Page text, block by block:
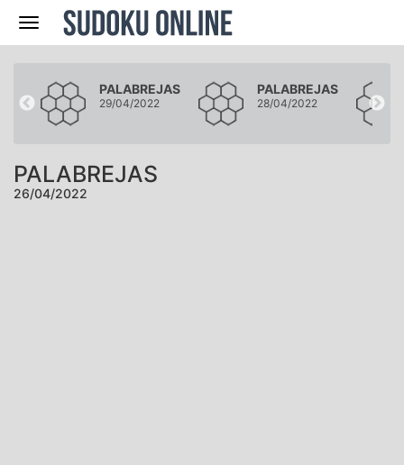
Navegación
PALABREJAS
29/04/2022
PALABREJAS
28/04/2022
PALABREJAS
26/04/2022